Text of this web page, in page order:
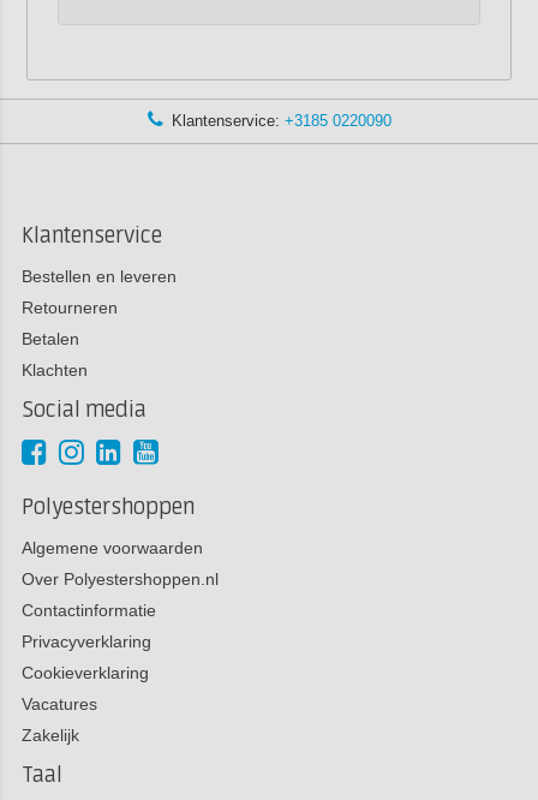
Klantenservice: +3185 0220090
Klantenservice
Bestellen en leveren
Retourneren
Betalen
Klachten
Social media
Polyestershoppen
Algemene voorwaarden
Over Polyestershoppen.nl
Contactinformatie
Privacyverklaring
Cookieverklaring
Vacatures
Zakelijk
Taal